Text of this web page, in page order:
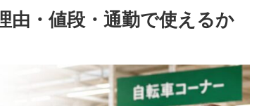
由・値段・通勤で使えるか